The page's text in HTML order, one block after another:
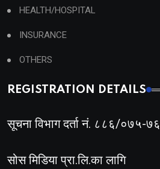
HEALTH/HOSPITAL
INSURANCE
OTHERS
REGISTRATION DETAILS
सूचना विभाग दर्ता नं. ८८६/०७५-७६
सोस मिडिया प्रा.लि.का लागि